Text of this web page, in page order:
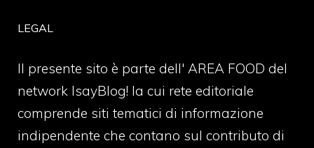
LEGAL
Il presente sito è parte dell' AREA FOOD del
network IsayBlog! la cui rete editoriale
comprende siti tematici di informazione
indipendente che contano sul contributo di